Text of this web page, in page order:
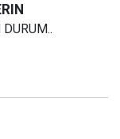
DURUM..